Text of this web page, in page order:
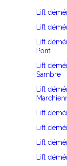
Lift
Lift
Lift
Pont
Lift
Sambre
Lift
Lift
Lift
Lift
Lift